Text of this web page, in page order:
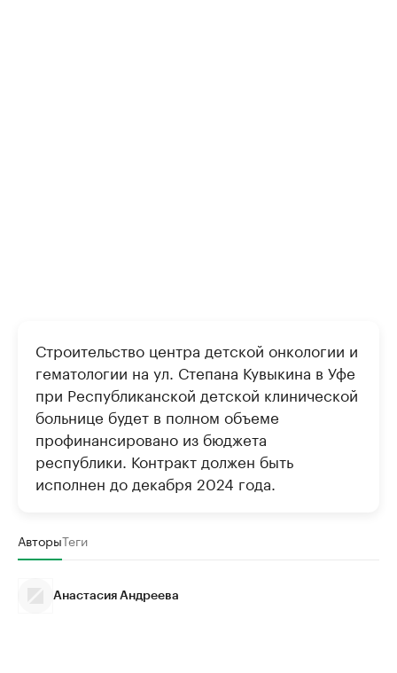
Строительство центра детской онкологии и
гематологии на ул. Степана Кувыкина в Уфе
при Республиканской детской клинической
больнице будет в полном объеме
профинансировано из бюджета
республики. Контракт должен быть
исполнен до декабря 2024 года.
АвторыТеги
Анастасия Андреева